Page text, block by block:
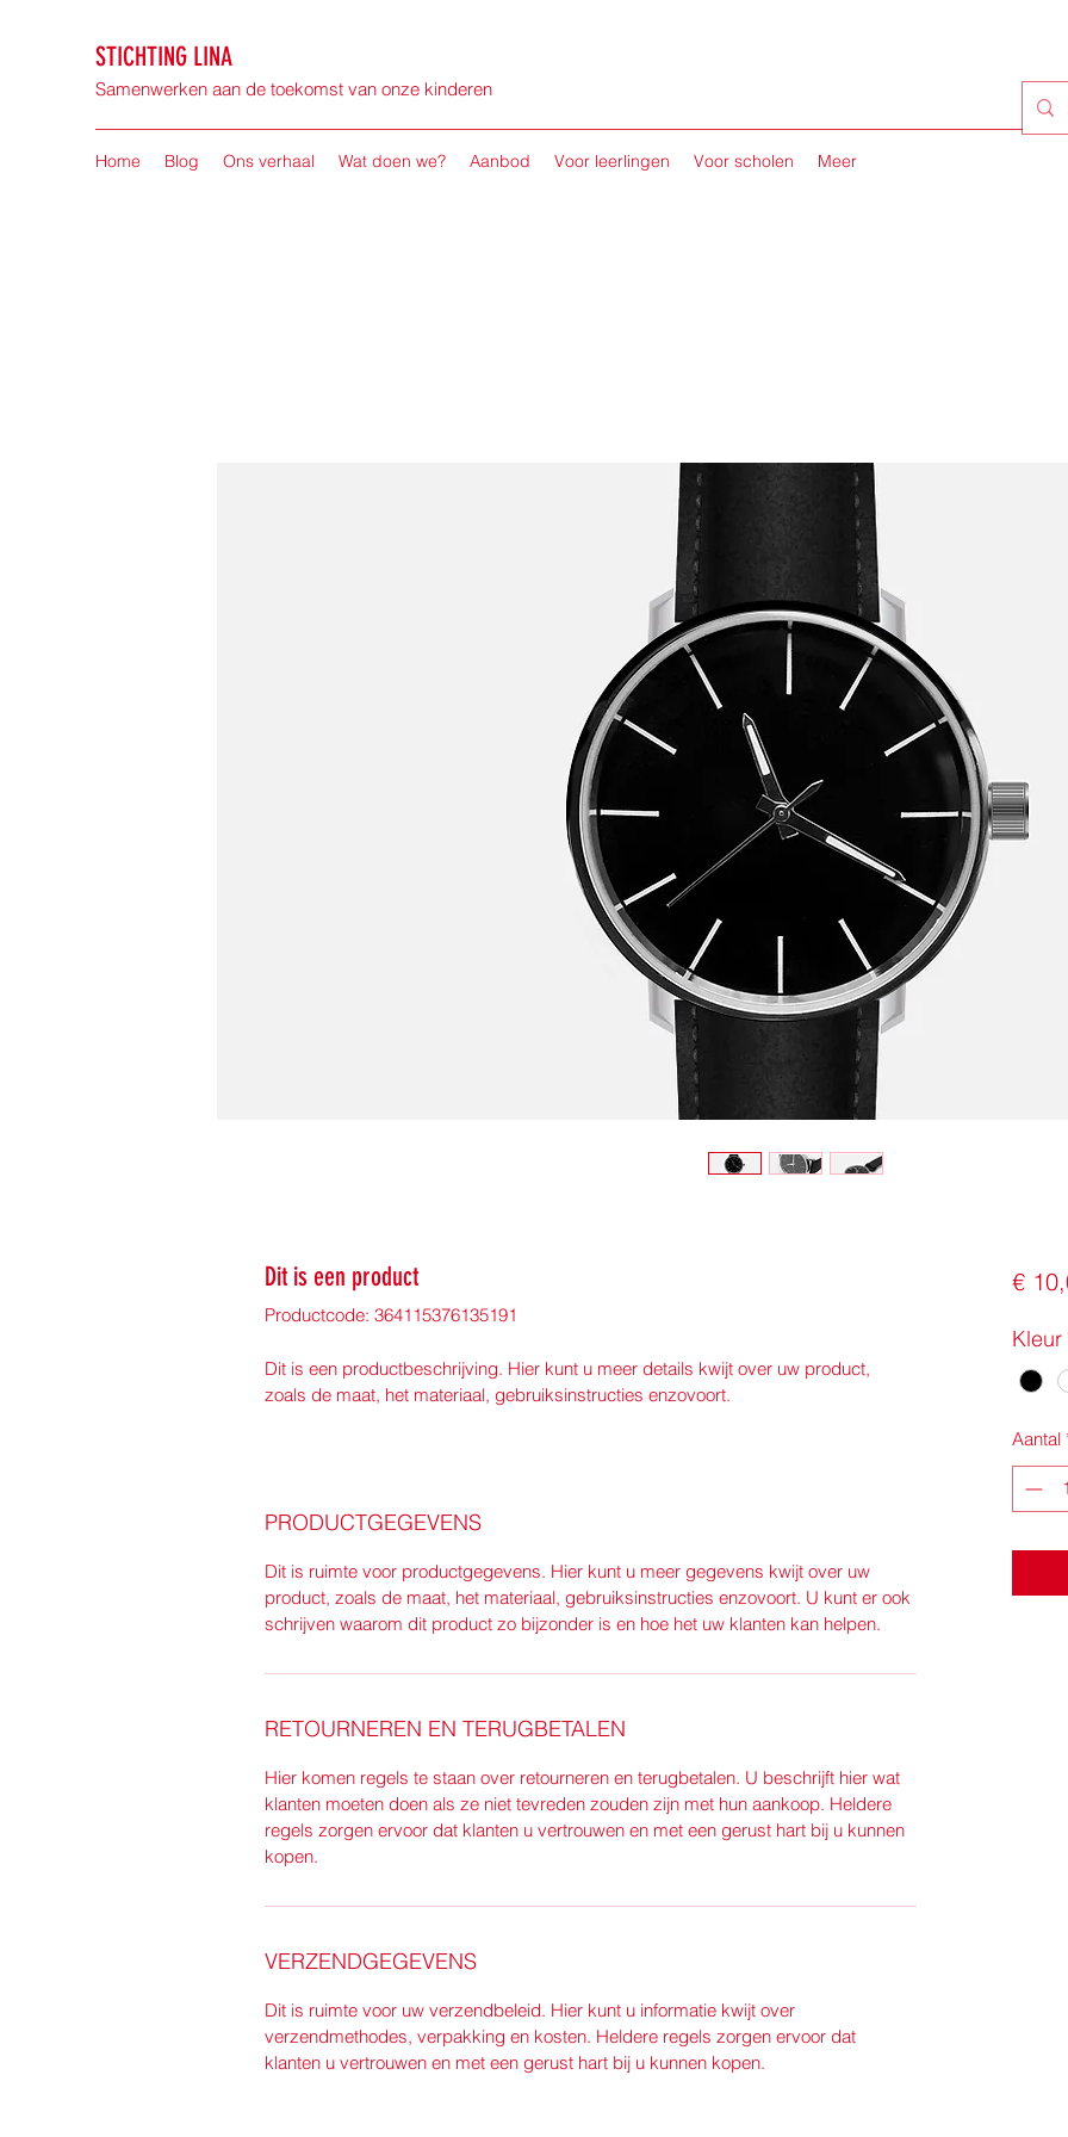
STICHTING LINA
Samenwerken aan de toekomst van onze kinderen
Home Blog Ons verhaal Wat doen we? Aanbod Voor leerlingen Voor scholen Meer
Dit is een product
Productcode: 364115376135191
Dit is een productbeschrijving. Hier kunt u meer details kwijt over uw product,
zoals de maat, het materiaal, gebruiksinstructies enzovoort.
PRODUCTGEGEVENS
Dit is ruimte voor productgegevens. Hier kunt u meer gegevens kwijt over uw
product, zoals de maat, het materiaal, gebruiksinstructies enzovoort. U kunt er ook
schrijven waarom dit product zo bijzonder is en hoe het uw klanten kan helpen.
RETOURNEREN EN TERUGBETALEN
Hier komen regels te staan over retourneren en terugbetalen. U beschrijft hier wat
klanten moeten doen als ze niet tevreden zouden zijn met hun aankoop. Heldere
regels zorgen ervoor dat klanten u vertrouwen en met een gerust hart bij u kunnen
kopen.
VERZENDGEGEVENS
Dit is ruimte voor uw verzendbeleid. Hier kunt u informatie kwijt over
verzendmethodes, verpakking en kosten. Heldere regels zorgen ervoor dat
klanten u vertrouwen en met een gerust hart bij u kunnen kopen.
€
Kleur
Aantal